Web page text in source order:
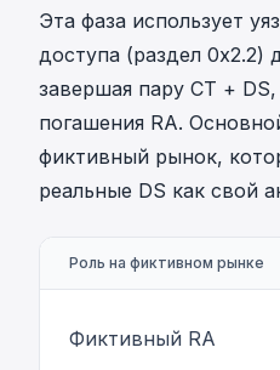
Эта фаза использует
доступа (раздел 0x2.2)
завершая пару CT +
погашения RA.
фиктивный рынок,
реальные DS как свой
Роль на фиктивном рынке
Фиктивный RA